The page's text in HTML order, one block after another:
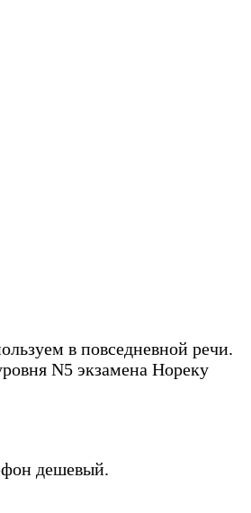
в повседневной речи.
N5 экзамена Нореку
дешевый.